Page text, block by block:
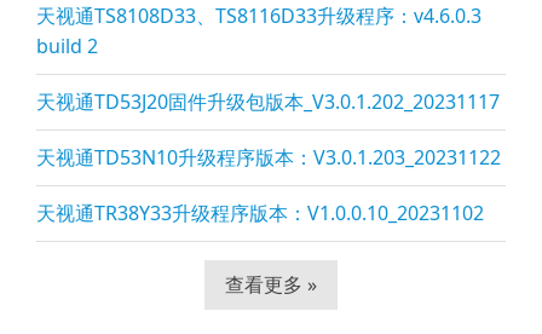
天视通TS8108D33、TS8116D33升级程序：v4.6.0.3
build 2
天视通TD53J20固件升级包版本_V3.0.1.202_20231117
天视通TD53N10升级程序版本：V3.0.1.203_20231122
天视通TR38Y33升级程序版本：V1.0.0.10_20231102
查看更多 »